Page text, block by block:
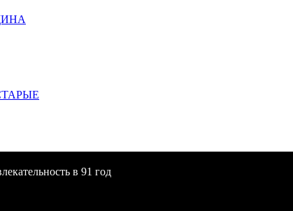
в 91 год